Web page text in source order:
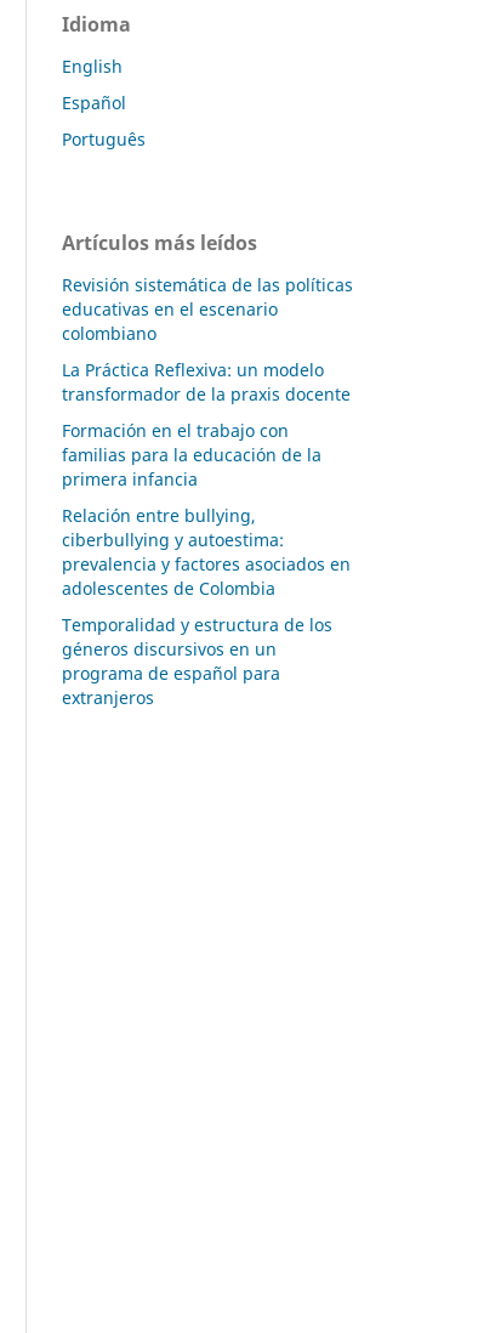
Idioma
English
Español
Português
Artículos más leídos
Revisión sistemática de las políticas
educativas en el escenario
colombiano
La Práctica Reflexiva: un modelo
transformador de la praxis docente
Formación en el trabajo con
familias para la educación de la
primera infancia
Relación entre bullying,
ciberbullying y autoestima:
prevalencia y factores asociados en
adolescentes de Colombia
Temporalidad y estructura de los
géneros discursivos en un
programa de español para
extranjeros